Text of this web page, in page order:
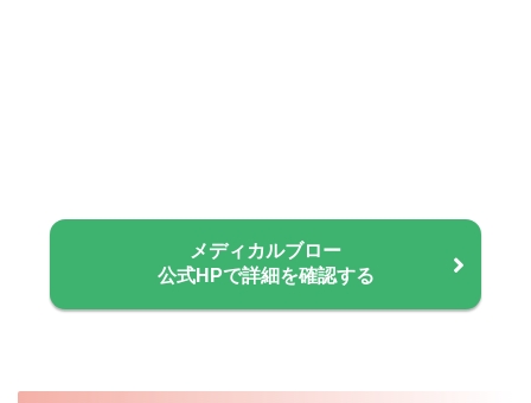
メディカルブロー
公式HPで詳細を確認する